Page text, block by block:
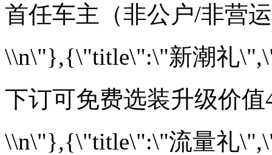
首任车主（非公户/非营
\\n\"},{\"title\":\"新潮礼
下订可免费选装升级价
\\n\"},{\"title\":\"流量礼